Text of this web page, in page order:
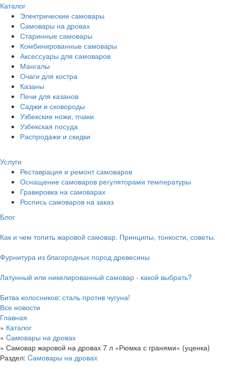
Каталог
Электрические самовары
Cамовары на дровах
Старинные самовары
Комбинированные самовары
Аксессуары для самоваров
Мангалы
Очаги для костра
Казаны
Печи для казанов
Саджи и сковороды
Узбекские ножи, пчаки
Узбекская посуда
Распродажи и скидки
Услуги
Реставрация и ремонт самоваров
Оснащение самоваров регуляторами температуры
Гравировка на самоварах
Роспись самоваров на заказ
Блог
Как и чем топить жаровой самовар. Принципы, тонкости, советы.
Фурнитура из благородных пород древесины
Латунный или никелированный самовар - какой выбрать?
Битва колосников: сталь против чугуна!
Все новости
Главная
» Каталог
» Cамовары на дровах
» Самовар жаровой на дровах 7 л «Рюмка с гранями» (уценка)
Раздел: Cамовары на дровах